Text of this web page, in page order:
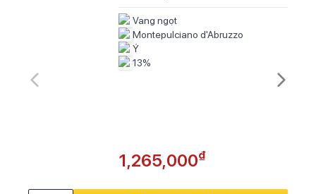
Vang ngọt
Montepulciano d'Abruzzo
Ý
13%
1,265,000₫